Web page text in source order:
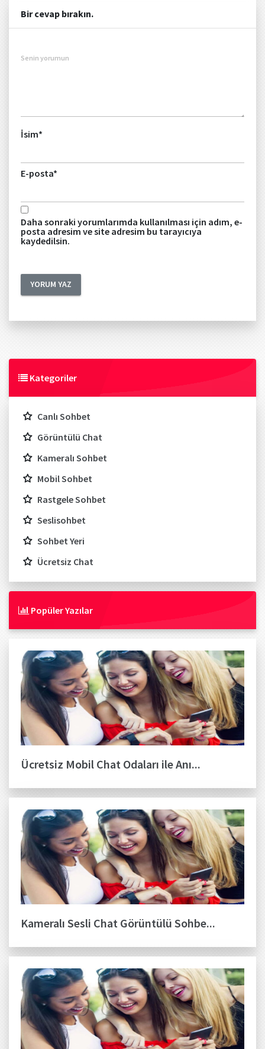
Bir cevap bırakın.
Senin yorumun
İsim*
E-posta*
Daha sonraki yorumlarımda kullanılması için adım, e-
posta adresim ve site adresim bu tarayıcıya
kaydedilsin.
Kategoriler
Canlı Sohbet
Görüntülü Chat
Kameralı Sohbet
Mobil Sohbet
Rastgele Sohbet
Seslisohbet
Sohbet Yeri
Ücretsiz Chat
Popüler Yazılar
Ücretsiz Mobil Chat Odaları ile Anı...
Kameralı Sesli Chat Görüntülü Sohbe...